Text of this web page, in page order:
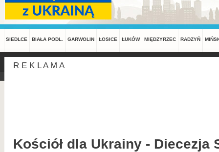
SIEDLCE BIAŁA PODL. GARWOLIN ŁOSICE ŁUKÓW MIĘDZYRZEC RADZYŃ
R E K L A M A
Kościół dla Ukrainy - Diecezja